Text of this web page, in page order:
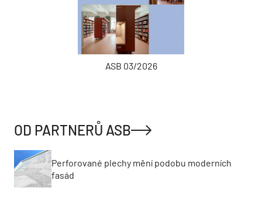
ASB 03/2026
OD PARTNERŮ ASB
Perforované plechy mění podobu moderních
fasád